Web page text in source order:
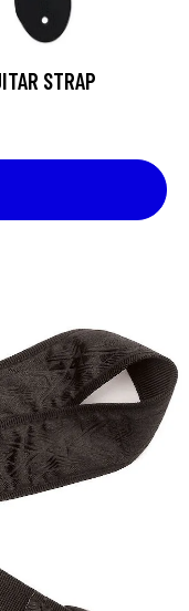
STRAP